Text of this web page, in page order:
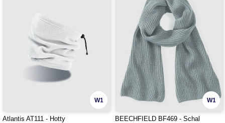
W1
Atlantis AT111 - Hotty
W1
BEECHFIELD BF469 - Schal